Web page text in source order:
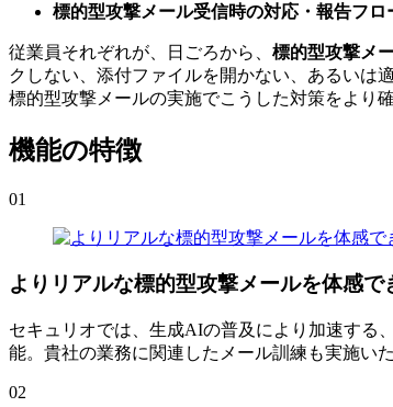
標的型攻撃メール受信時の対応・報告フロ
従業員それぞれが、日ごろから、 標的型攻撃メ
クしない、添付ファイルを開かない、あるいは
標的型攻撃メールの実施でこうした対策をより
機能の特徴
01
よりリアルな標的型攻撃メールを体感
セキュリオでは、生成AIの普及により加速する
能。貴社の業務に関連したメール訓練も実施いた
02